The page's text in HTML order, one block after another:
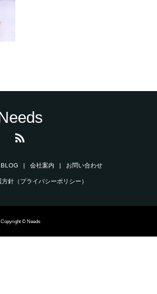
BLOG 会社案内 お問い合わせ
針（プライバシーポリシー）
Copyright © Needs